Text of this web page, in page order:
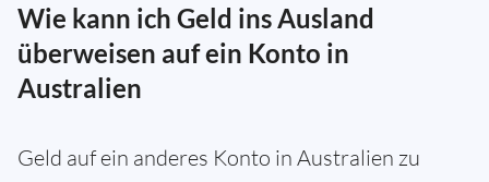
Wie kann ich Geld ins Ausland
überweisen auf ein Konto in
Australien
Geld auf ein anderes Konto in Australien zu